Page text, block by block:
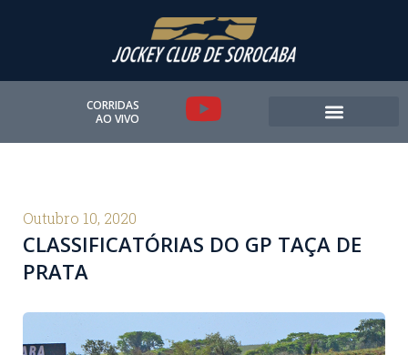
CORRIDAS
AO VIVO
Y
o
u
e
Outubro 10, 2020
CLASSIFICATÓRIAS DO GP TAÇA DE
PRATA